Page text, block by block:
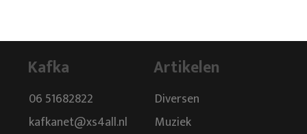
Kafka
06 51682822
kafkanet@xs4all.nl
Artikelen
Diversen
Muziek